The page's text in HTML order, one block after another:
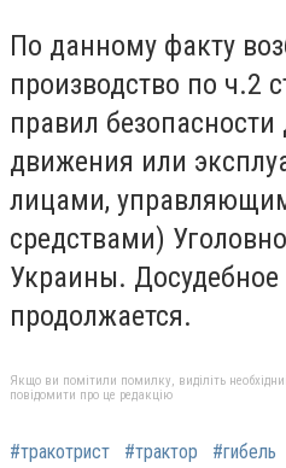
По данному факту
производство по ч.2
правил
движения или
лицами,
средствами)
Украины. Досудебное
продолжается.
Якщо ви помітили помилку, виділіть
повідомити про це редакцію
#тракотрист #трактор #гибель